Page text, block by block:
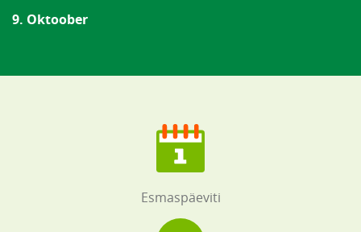
9. Oktoober
Esmaspäeviti